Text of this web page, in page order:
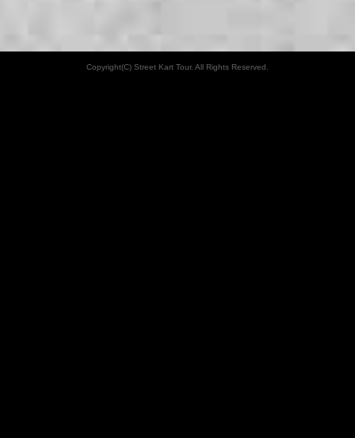
Copyright(C) Street Kart Tour. All Rights Reserved.